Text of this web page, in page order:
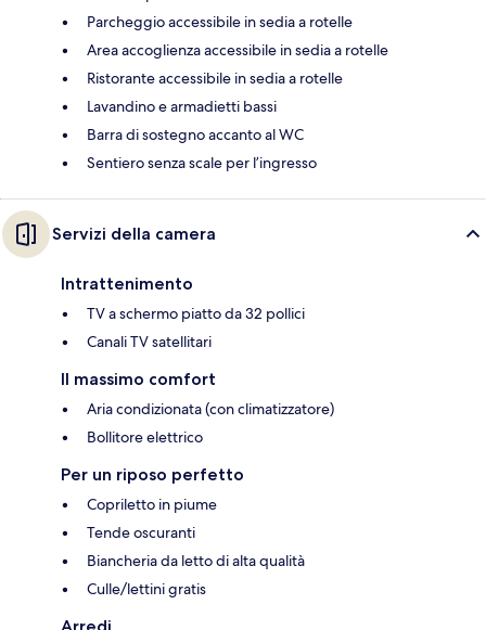
Parcheggio accessibile in sedia a rotelle
Area accoglienza accessibile in sedia a rotelle
Ristorante accessibile in sedia a rotelle
Lavandino e armadietti bassi
Barra di sostegno accanto al WC
Sentiero senza scale per l’ingresso
Servizi della camera
Intrattenimento
TV a schermo piatto da 32 pollici
Canali TV satellitari
Il massimo comfort
Aria condizionata (con climatizzatore)
Bollitore elettrico
Per un riposo perfetto
Copriletto in piume
Tende oscuranti
Biancheria da letto di alta qualità
Culle/lettini gratis